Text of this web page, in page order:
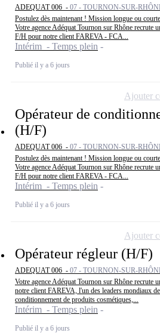
ADEQUAT 006 - 07 - TOURNON-SUR-
Postulez dès maintenant ! Mission longue ou
Votre agence Adéquat Tournon sur Rhône recrute
F/H pour notre client FAREVA - FCA...
Intérim - Temps plein
Publié il y a 6 jours
Opérateur de
(H/F)
ADEQUAT 006 - 07 - TOURNON-SUR-
Postulez dès maintenant ! Mission longue ou
Votre agence Adéquat Tournon sur Rhône recrute
F/H pour notre client FAREVA - FCA...
Intérim - Temps plein
Publié il y a 6 jours
Ajouter
Opérateur régleur (H/F)
ADEQUAT 006 - 07 - TOURNON-SUR-
Votre agence Adéquat Tournon sur Rhône recrute
notre client FAREVA, l'un des leaders mondiaux
conditionnement de produits cosmétiques,...
Intérim - Temps plein
Publié il y a 6 jours
Ajouter